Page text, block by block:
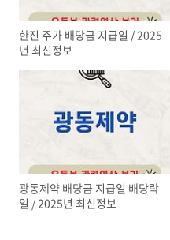
한진 주가 배당금 지급일 / 2025
년 최신정보
광동제약 배당금 지급일 배당락
일 / 2025년 최신정보